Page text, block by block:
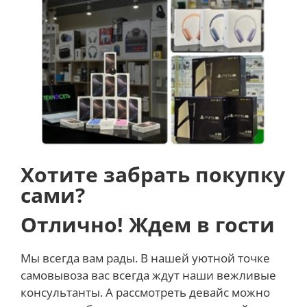
поддерживает быструю зарядку мощностью 33 Вт,
что обеспечивает ещё большее удобство при
работе на планшете.
Pad 6 поддерживает беспроводные соединения,
такие как Wi-Fi и Bluetooth, что позволяет легко
подключаться к Интернету и другим устройствам.
Хотите забрать покупку
сами?
Отлично! Ждем в гости
Мы всегда вам рады. В нашей уютной точке
самовывоза вас всегда ждут наши вежливые
консультанты. А рассмотреть девайс можно